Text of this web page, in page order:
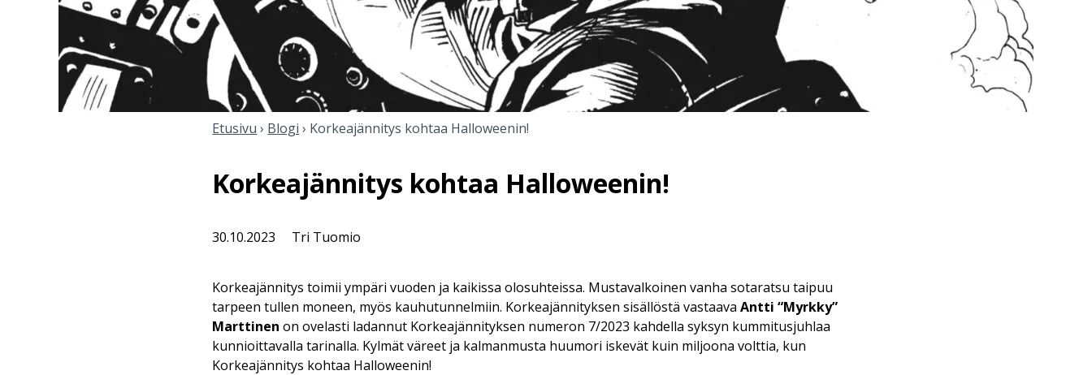
Etusivu › Blogi › Korkeajännitys kohtaa Halloweenin!
Korkeajännitys kohtaa Halloweenin!
30.10.2023 Tri Tuomio
Korkeajännitys toimii ympäri vuoden ja kaikissa olosuhteissa. Mustavalkoinen vanha sotaratsu taipuu
tarpeen tullen moneen, myös kauhutunnelmiin. Korkeajännityksen sisällöstä vastaavaAntti “Myrkky”
Marttinen on ovelasti ladannut Korkeajännityksen numeron 7/2023 kahdella syksyn kummitusjuhlaa
kunnioittavalla tarinalla. Kylmät väreet ja kalmanmusta huumori iskevät kuin miljoona volttia, kun
Korkeajännitys kohtaa Halloweenin!